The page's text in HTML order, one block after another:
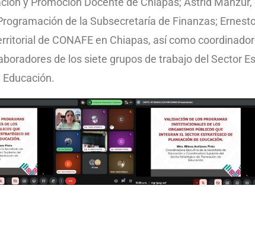
de la Subsecretaría de Finanzas;
de CONAFE en Chiapas, así como
de los siete grupos de trabajo del Sector